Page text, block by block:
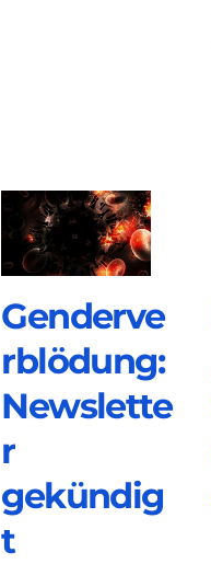
Genderve
rblödung:
Newslette
r
gekündig
t